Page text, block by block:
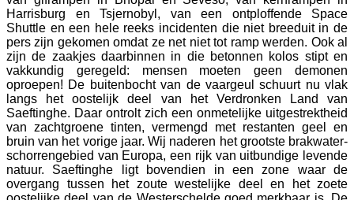
Harrisburg en Tsjernobyl, van een ontploffende Space
Shuttle en een hele reeks incidenten die niet breeduit in de
pers zijn gekomen omdat ze net niet tot ramp werden. Ook al
zijn de zaakjes daarbinnen in die betonnen kolos stipt en
vakkundig geregeld: mensen moeten geen demonen
oproepen! De buitenbocht van de vaargeul schuurt nu vlak
langs het oostelijk deel van het Verdronken Land van
Saeftinghe. Daar ontrolt zich een onmetelijke uitgestrektheid
van zachtgroene tinten, vermengd met restanten geel en
bruin van het vorige jaar. Wij naderen het grootste brakwater-
schorrengebied van Europa, een rijk van uitbundige levende
natuur. Saeftinghe ligt bovendien in een zone waar de
overgang tussen het zoute westelijke deel en het zoete